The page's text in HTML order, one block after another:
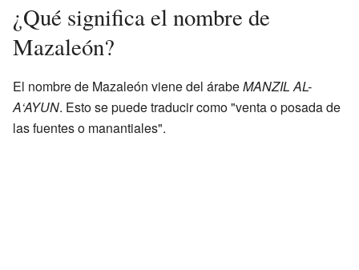
¿Qué significa el nombre de
Mazaleón?
El nombre de Mazaleón viene del árabeMANZIL AL-
A‘AYUN. Esto se puede traducir como "venta o posada de
las fuentes o manantiales".